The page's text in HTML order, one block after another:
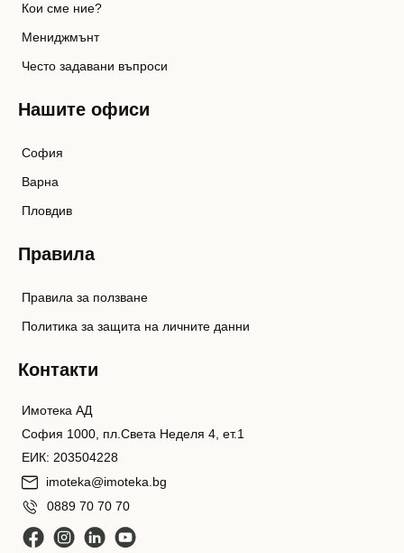
Кои сме ние?
Мениджмънт
Често задавани въпроси
Нашите офиси
София
Варна
Пловдив
Правила
Правила за ползване
Политика за защита на личните данни
Контакти
Имотека АД
София 1000, пл.Света Неделя 4, ет.1
ЕИК: 203504228
imoteka@imoteka.bg
0889 70 70 70